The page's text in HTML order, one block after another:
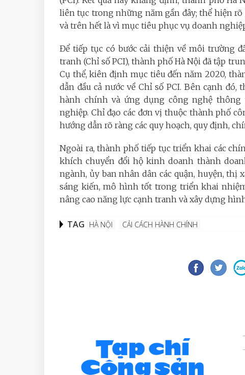
liên tục trong những năm gần đây; thể hiện
và trên hết là vì mục tiêu phục vụ doanh
Để tiếp tục có bước cải thiện về môi trường
tranh (Chỉ số PCI), thành phố Hà Nội đã tập
Cụ thể, kiên định mục tiêu đến năm 2020,
dẫn đầu cả nước về Chỉ số PCI. Bên cạnh
hành chính và ứng dụng công nghệ
nghiệp. Chỉ đạo các đơn vị thuộc thành phố
hướng dẫn rõ ràng các quy hoạch, quy định,
Ngoài ra, thành phố tiếp tục triển khai các
khích chuyển đổi hộ kinh doanh thành
ngành, ủy ban nhân dân các quận, huyện, thị
sáng kiến, mô hình tốt trong triển khai
nâng cao năng lực cạnh tranh và xây dựng
TAG HÀ NỘI CẢI CÁCH HÀNH CHÍNH